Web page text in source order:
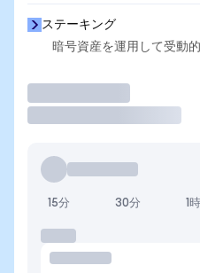
ステーキング
暗号資産を運用して受動
15分 30分 1